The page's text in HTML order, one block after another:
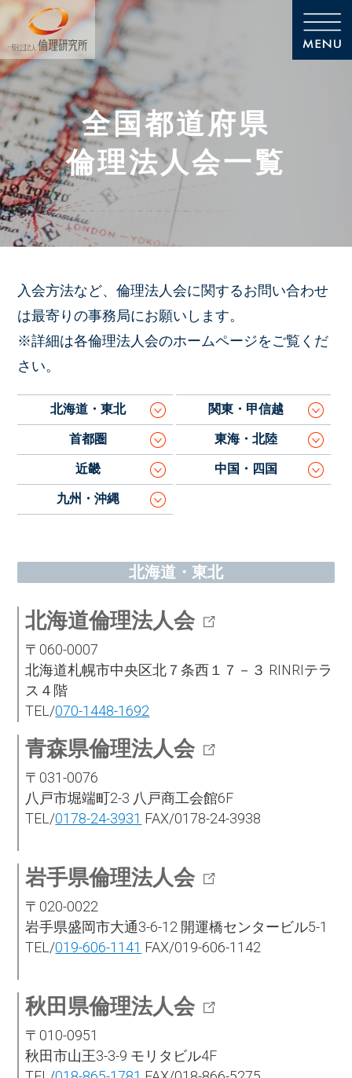
全国都道府県
倫理法人会一覧
入会方法など、倫理法人会に関するお問い合わせ
は最寄りの事務局にお願いします。
※詳細は各倫理法人会のホームページをご覧くだ
さい。
北海道・東北
関東・甲信越
首都圏
東海・北陸
近畿
中国・四国
九州・沖縄
北海道・東北
北海道倫理法人会
〒060-0007
北海道札幌市中央区北７条西１７－３ RINRIテラ
ス４階
TEL/070-1448-1692
青森県倫理法人会
〒031-0076
八戸市堀端町2-3 八戸商工会館6F
TEL/0178-24-3931 FAX/0178-24-3938
岩手県倫理法人会
〒020-0022
岩手県盛岡市大通3-6-12 開運橋センタービル5-1
TEL/019-606-1141 FAX/019-606-1142
秋田県倫理法人会
〒010-0951
秋田市山王3-3-9 モリタビル4F